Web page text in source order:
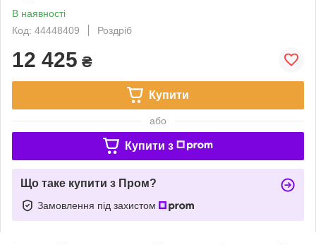
В наявності
Код: 44448409
Роздріб
12 425 ₴
Купити
або
Купити з
Що таке купити з Пром?
Замовлення під захистом